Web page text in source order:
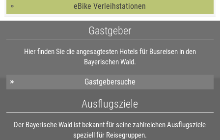
eBike Verleihstationen
Gastgeber
Hier finden Sie die angesagtesten Hotels für Busreisen in den
Bayerischen Wald.
Gastgebersuche
Ausflugsziele
Der Bayerische Wald ist bekannt für seine zahlreichen Ausflugsziele
speziell für Reisegruppen.